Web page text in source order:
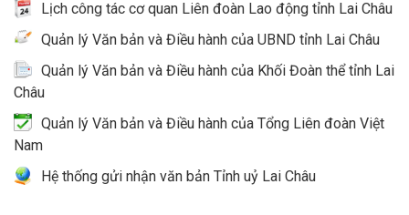
Lịch công tác cơ quan Liên đoàn Lao động tỉnh Lai Châu
Quản lý Văn bản và Điều hành của UBND tỉnh Lai Châu
Quản lý Văn bản và Điều hành của Khối Đoàn thể tỉnh Lai
Châu
Quản lý Văn bản và Điều hành của Tổng Liên đoàn Việt
Nam
Hệ thống gửi nhận văn bản Tỉnh uỷ Lai Châu